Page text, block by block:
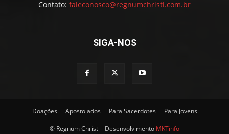
Contato: faleconosco@regnumchristi.com.br
SIGA-NOS
Doações Apostolados Para Sacerdotes Para Jovens
© Regnum Christi - Desenvolvimento MKTinfo